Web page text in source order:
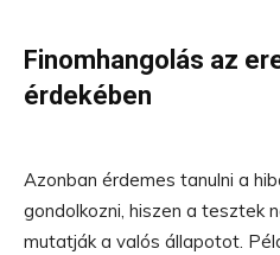
Finomhangolás az
érdekében
Azonban érdemes tanulni a
gondolkozni, hiszen a tesztek
mutatják a valós állapotot.